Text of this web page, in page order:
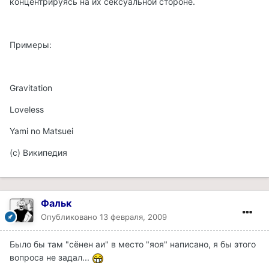
Примеры:
Gravitation
Loveless
Yami no Matsuei
(с) Википедия
Фальк
Опубликовано 13 февраля, 2009
Было бы там "сёнен аи" в место "яоя" написано, я бы этого
вопроса не задал...